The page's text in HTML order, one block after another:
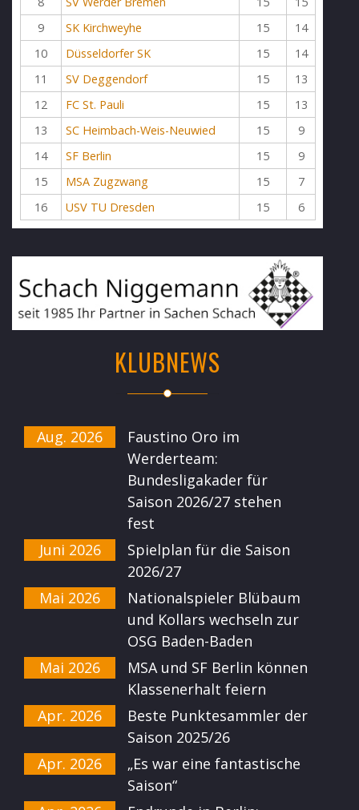
9
SK Kirchweyhe 15
14
10
Düsseldorfer SK 15
14
11
SV Deggendorf 15
13
12
FC St. Pauli 15
13
13
SC Heimbach-Weis-Neuwied 15
9
14
SF Berlin 15
9
15
MSA Zugzwang 15
7
16
USV TU Dresden 15 6
KLUBNEWS
Aug. 2026
Faustino Oro im
Werderteam:
Bundesligakader für
Saison 2026/27 stehen
fest
Juni 2026
Spielplan für die Saison
2026/27
Mai 2026
Nationalspieler Blübaum
und Kollars wechseln zur
OSG Baden-Baden
Mai 2026
MSA und SF Berlin können
Klassenerhalt feiern
Apr. 2026
Beste Punktesammler der
Saison 2025/26
Apr. 2026
„Es war eine fantastische
Saison“